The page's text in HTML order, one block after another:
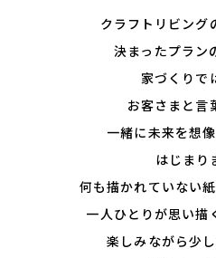
クラフトリビング
決まったプラン
家づくりで
お客さまと⾔
⼀緒に未来を想
はじまり
何も描かれていない
⼀⼈ひとりが思い描
楽しみながら少